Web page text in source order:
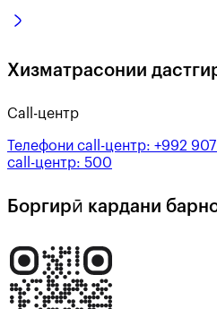
Хизматрасонии
Call-центр
Телефони call-центр: +992
call-центр: 500
Боргирӣ кардани